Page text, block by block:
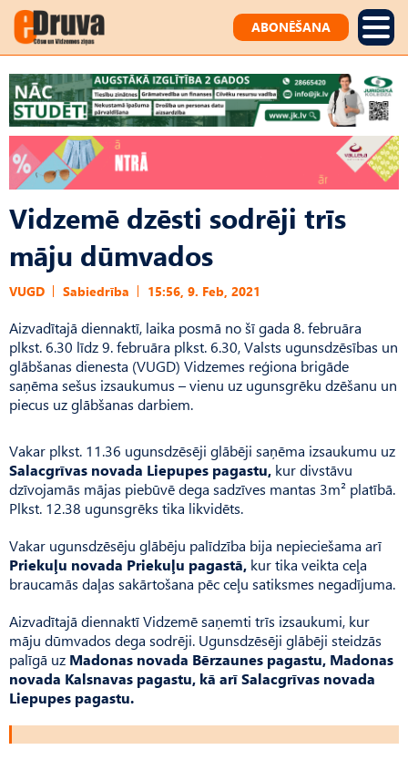
ABONĒŠANA
Vidzemē dzēsti sodrēji trīs
māju dūmvados
VUGD Sabiedrība 15:56, 9. Feb, 2021
Aizvadītajā diennaktī, laika posmā no šī gada 8. februāra
plkst. 6.30 līdz 9. februāra plkst. 6.30, Valsts ugunsdzēsības un
glābšanas dienesta (VUGD) Vidzemes reģiona brigāde
saņēma sešus izsaukumus – vienu uz ugunsgrēku dzēšanu un
piecus uz glābšanas darbiem.
Vakar plkst. 11.36 ugunsdzēsēji glābēji saņēma izsaukumu uz
Salacgrīvas novada Liepupes pagastu, kur divstāvu
dzīvojamās mājas piebūvē dega sadzīves mantas 3m² platībā.
Plkst. 12.38 ugunsgrēks tika likvidēts.
Vakar ugunsdzēsēju glābēju palīdzība bija nepieciešama arī
Priekuļu novada Priekuļu pagastā, kur tika veikta ceļa
braucamās daļas sakārtošana pēc ceļu satiksmes negadījuma.
Aizvadītajā diennaktī Vidzemē saņemti trīs izsaukumi, kur
māju dūmvados dega sodrēji. Ugunsdzēsēji glābēji steidzās
palīgā uz Madonas novada Bērzaunes pagastu, Madonas
novada Kalsnavas pagastu, kā arī Salacgrīvas novada
Liepupes pagastu.